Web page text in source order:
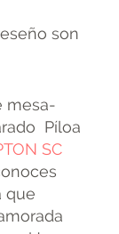
son
mesa-
Píloa
SC
que